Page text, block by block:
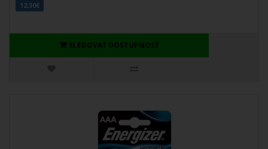
12,30€
SLEDOVAŤ DOSTUPNOSŤ